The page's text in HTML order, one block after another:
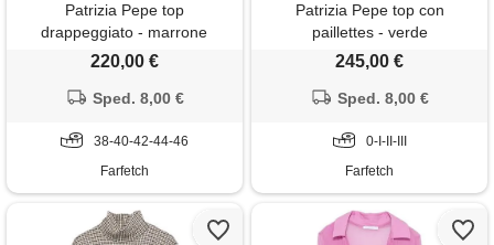
Patrizia Pepe top
drappeggiato - marrone
220,00 €
Sped. 8,00 €
38-40-42-44-46
Farfetch
Patrizia Pepe top con
paillettes - verde
245,00 €
Sped. 8,00 €
0-I-II-III
Farfetch